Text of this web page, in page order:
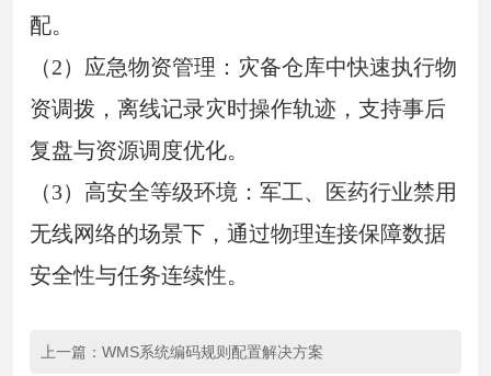
配。
（2）应急物资管理：灾备仓库中快速执行物
资调拨，离线记录灾时操作轨迹，支持事后
复盘与资源调度优化。
（3）高安全等级环境：军工、医药行业禁用
无线网络的场景下，通过物理连接保障数据
安全性与任务连续性。
上一篇： WMS系统编码规则配置解决方案